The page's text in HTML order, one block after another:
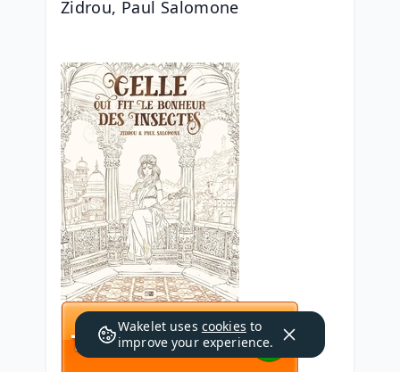
Zidrou, Paul Salomone
Wakelet uses cookies to
improve your experience.